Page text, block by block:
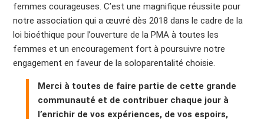
femmes courageuses. C’est une magnifique réussite pour
notre association qui a œuvré dès 2018 dans le cadre de la
loi bioéthique pour l’ouverture de la PMA à toutes les
femmes et un encouragement fort à poursuivre notre
engagement en faveur de la soloparentalité choisie.
Merci à toutes de faire partie de cette grande
communauté et de contribuer chaque jour à
l’enrichir de vos expériences, de vos espoirs,